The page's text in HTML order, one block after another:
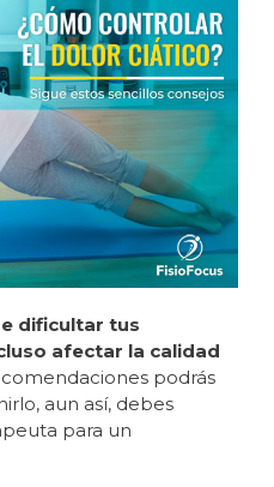
dificultar tus
afectar la calidad
podrás
aun así, debes
para un